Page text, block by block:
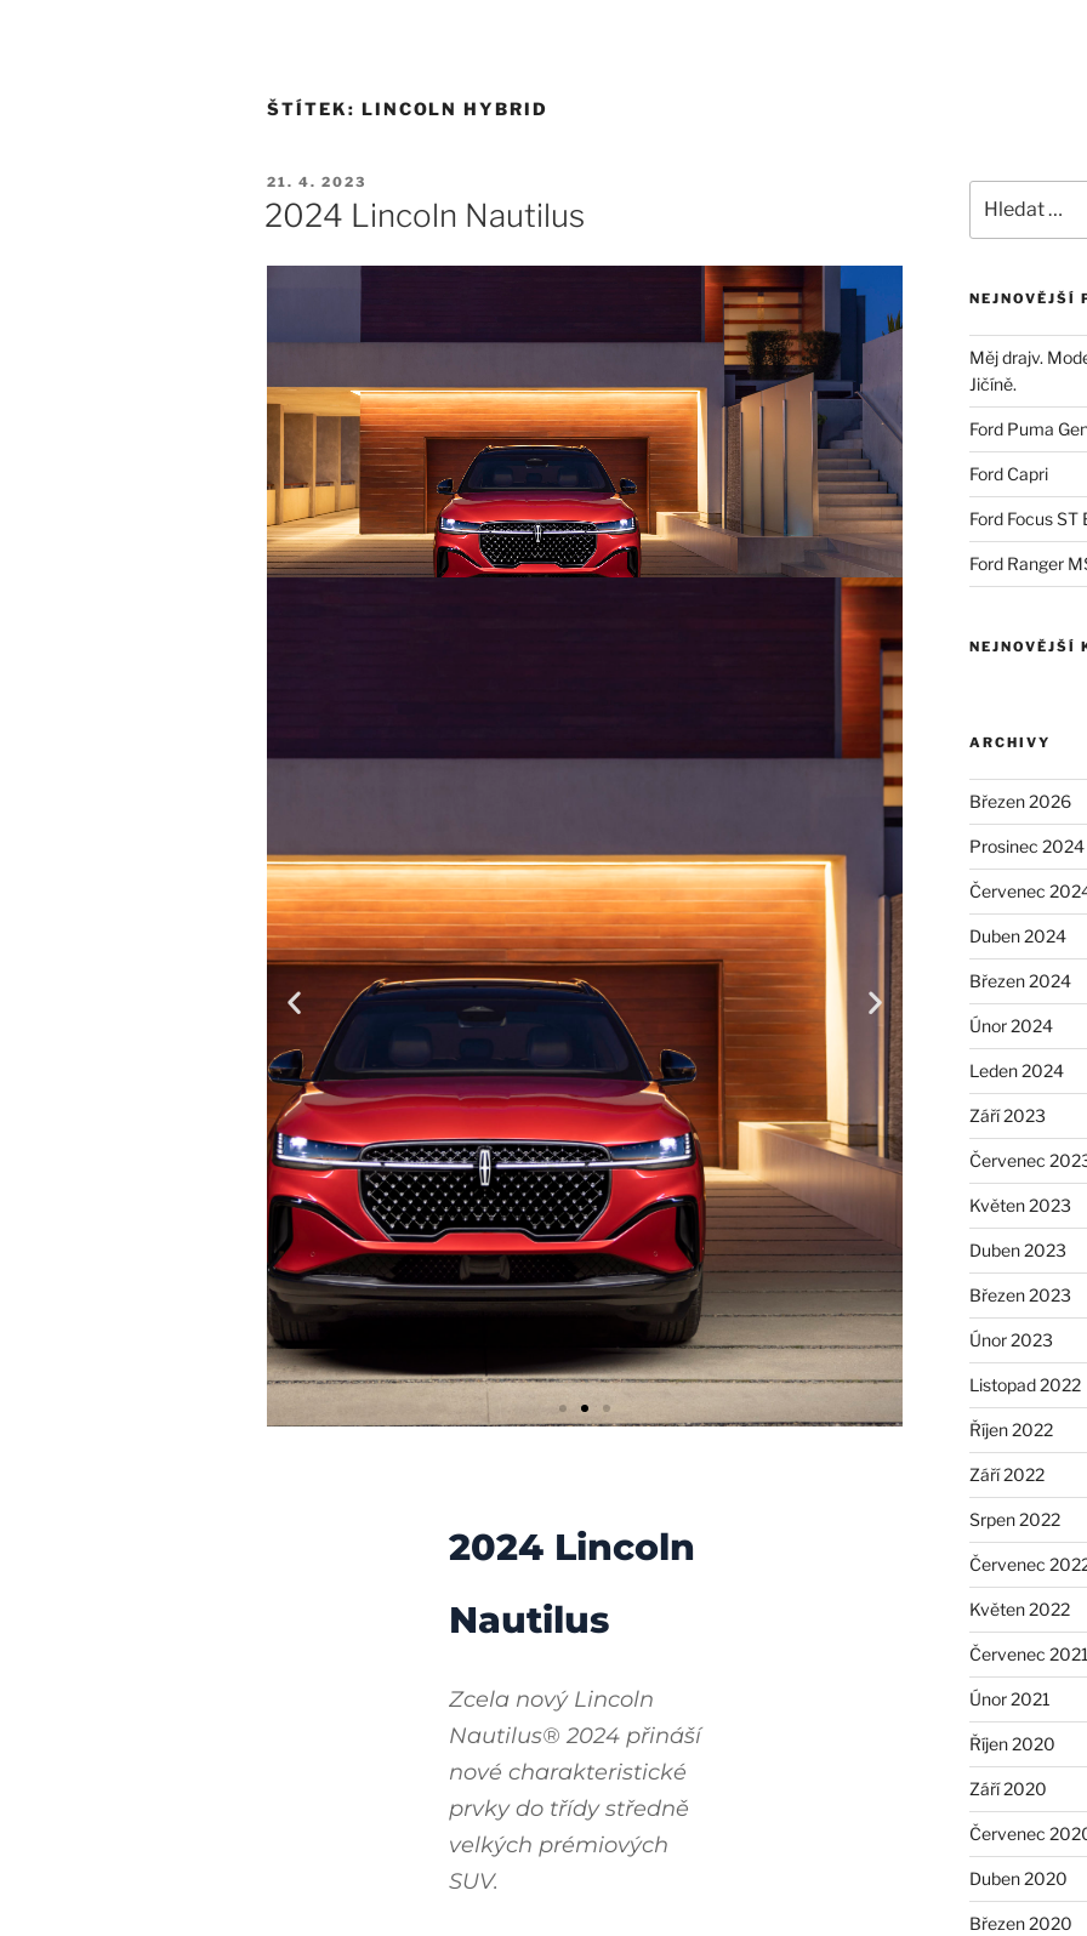
ŠTÍTEK: LINCOLN HYBRID
21. 4. 2023
2024 Lincoln Nautilus
2024 Lincoln
Nautilus
Zcela nový Lincoln
Nautilus® 2024 přináší
nové charakteristické
prvky do třídy středně
velkých prémiových
SUV.
NEJNOVĚJŠÍ
Měj drajv.
Jičíně.
Ford Puma
Ford Capri
Ford Focus ST
Ford Ranger
NEJNOVĚJŠÍ
ARCHIVY
Březen 2026
Prosinec 2024
Červenec
Duben 2024
Březen 2024
Únor 2024
Leden 2024
Září 2023
Červenec
Květen 2023
Duben 2023
Březen 2023
Únor 2023
Listopad 2022
Říjen 2022
Září 2022
Srpen 2022
Červenec
Květen 2022
Červenec
Únor 2021
Říjen 2020
Září 2020
Červenec
Duben 2020
Březen 2020